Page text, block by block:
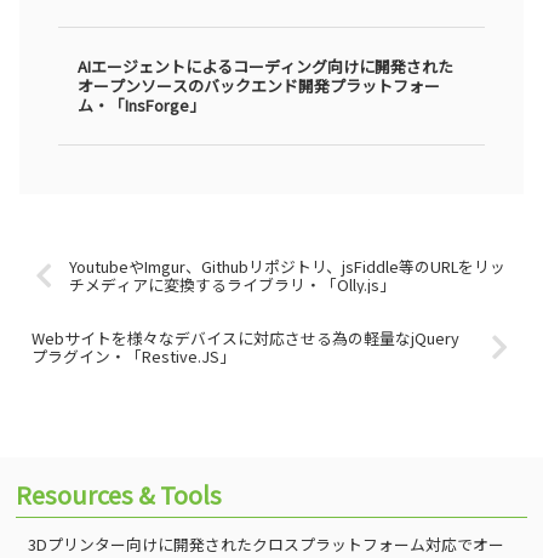
AIエージェントによるコーディング向けに開発された
オープンソースのバックエンド開発プラットフォー
ム・「InsForge」
YoutubeやImgur、Githubリポジトリ、jsFiddle等のURLをリッ
チメディアに変換するライブラリ・「Olly.js」
Webサイトを様々なデバイスに対応させる為の軽量なjQuery
プラグイン・「Restive.JS」
Resources & Tools
3Dプリンター向けに開発されたクロスプラットフォーム対応でオー